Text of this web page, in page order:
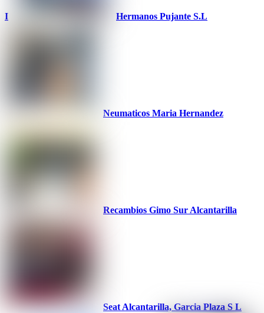
I Hermanos Pujante S.L
Neumaticos Maria Hernandez
Recambios Gimo Sur Alcantarilla
Seat Alcantarilla, Garcia Plaza S L